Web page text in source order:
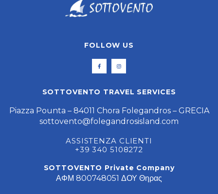
FOLLOW US
SOTTOVENTO TRAVEL SERVICES
Piazza Pounta – 84011 Chora Folegandros – GRECIA
sottovento@folegandrosisland.com
ASSISTENZA CLIENTI
+39 340 5108272
SOTTOVENTO Private Company
ΑΦΜ 800748051 ΔΟΥ Θηρας